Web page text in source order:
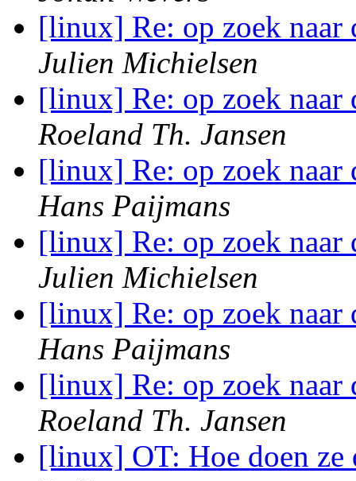
[linux] Re: op zoek
Julien Michielsen
[linux] Re: op zoek
Roeland Th. Jansen
[linux] Re: op zoek
Hans Paijmans
[linux] Re: op zoek
Julien Michielsen
[linux] Re: op zoek
Hans Paijmans
[linux] Re: op zoek
Roeland Th. Jansen
[linux] OT: Hoe doen